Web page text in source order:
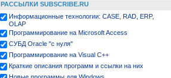
РАССЫЛКИ SUBSCRIBE.RU
Информационные технологии: CASE, RAD, ERP,
OLAP
Программирование на Microsoft Access
СУБД Oracle "с нуля"
Программирование на Visual С++
Краткие описания программ и ссылки на них